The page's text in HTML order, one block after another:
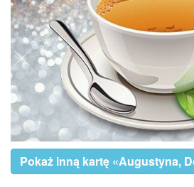
Pokaż inną kartę «Augustyna,